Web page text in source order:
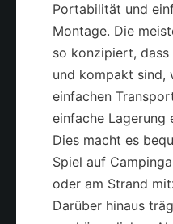
Portabilität und
Montage. Die
so konzipiert, dass
und kompakt sind,
einfachen
einfache Lagerung
Dies macht es
Spiel auf
oder am Strand
Darüber hinaus